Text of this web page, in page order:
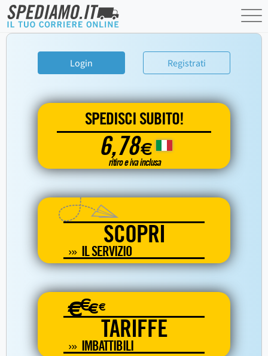
Login Registrati
SPEDISCI SUBITO!
6,78€
ritiro e iva inclusa
SCOPRI
IL SERVIZIO
€€€€
TARIFFE
IMBATTIBILI